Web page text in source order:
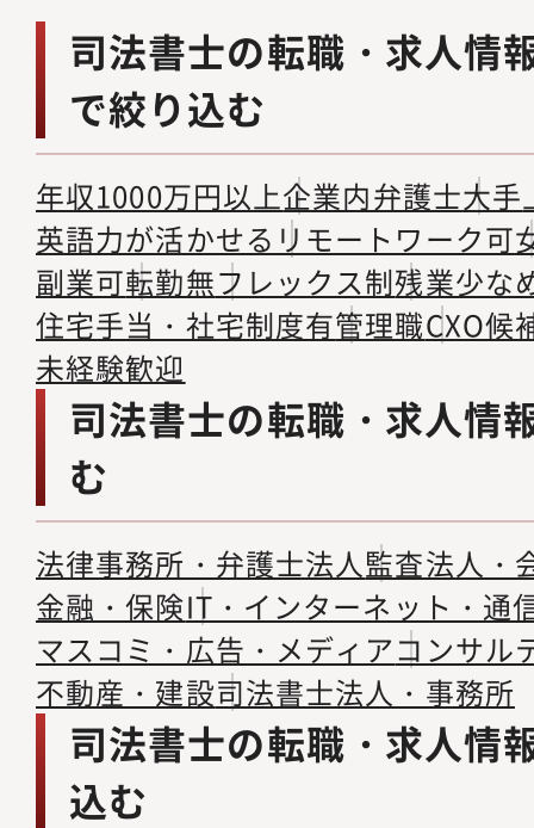
司法書士の転職・求人情
で絞り込む
年収1000万円以上企業内弁護士大手
英語力が活かせる リモートワーク可
副業可転勤無フレックス制残業少な
住宅手当・社宅制度有管理職CXO候
未経験歓迎
司法書士の転職・求人情
む
法律事務所・弁護士法人監査法人・
金融・保険IT・インターネット・通
マスコミ・広告・メディアコンサル
不動産・建設司法書士法人・事務所
司法書士の転職・求人情
込む